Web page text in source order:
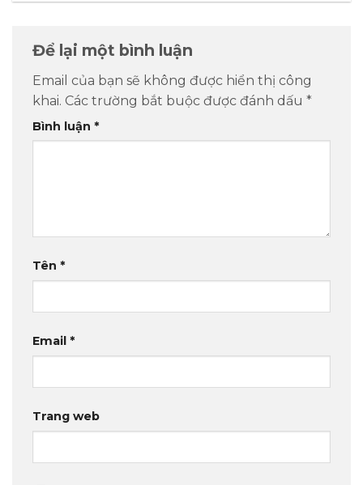
Để lại một bình luận
Email của bạn sẽ không được hiển thị công
khai. Các trường bắt buộc được đánh dấu *
Bình luận *
Tên *
Email *
Trang web